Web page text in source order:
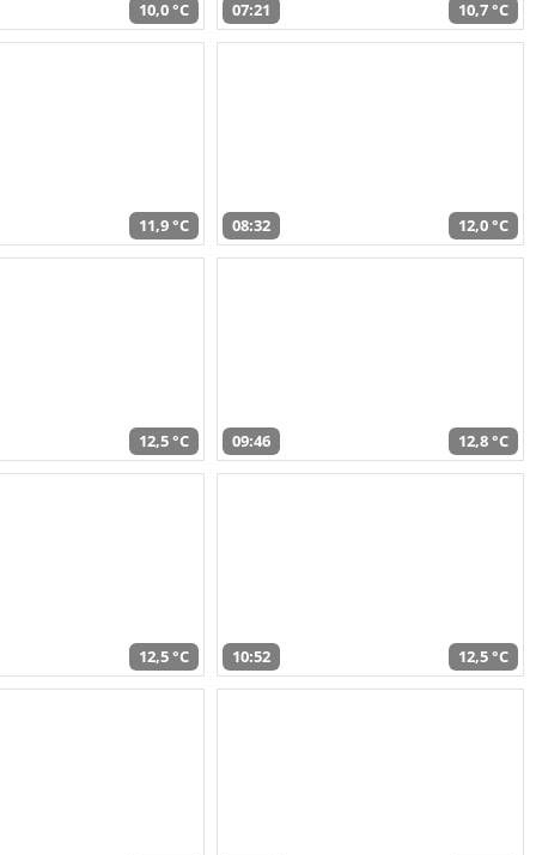
10,0 °C 07:21 10,7 °C
11,9 °C 08:32 12,0 °C
12,5 °C 09:46 12,8 °C
12,5 °C 10:52 12,5 °C